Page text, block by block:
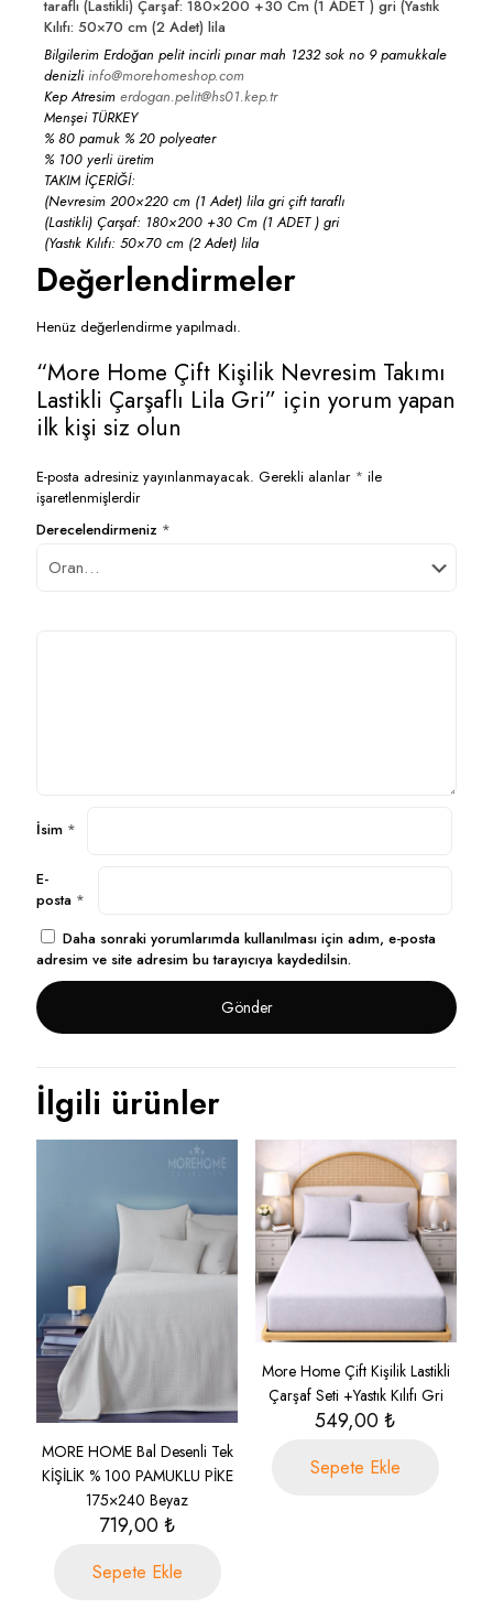
taraflı (Lastikli) Çarşaf: 180×200 +30 Cm (1 ADET ) gri (Yastık
Kılıfı: 50×70 cm (2 Adet) lila
Bilgilerim Erdoğan pelit incirli pınar mah 1232 sok no 9 pamukkale
denizli info@morehomeshop.com
Kep Atresim erdogan.pelit@hs01.kep.tr
Menşei TÜRKEY
% 80 pamuk % 20 polyeater
% 100 yerli üretim
TAKIM İÇERİĞİ:
(Nevresim 200×220 cm (1 Adet) lila gri çift taraflı
(Lastikli) Çarşaf: 180×200 +30 Cm (1 ADET ) gri
(Yastık Kılıfı: 50×70 cm (2 Adet) lila
Değerlendirmeler
Henüz değerlendirme yapılmadı.
“More Home Çift Kişilik Nevresim Takımı
Lastikli Çarşaflı Lila Gri” için yorum yapan
ilk kişi siz olun
E-posta adresiniz yayınlanmayacak. Gerekli alanlar * ile
işaretlenmişlerdir
Derecelendirmeniz *
İsim *
E-
posta *
Daha sonraki yorumlarımda kullanılması için adım, e-posta
adresim ve site adresim bu tarayıcıya kaydedilsin.
İlgili ürünler
MORE HOME Bal Desenli Tek
KİŞİLİK % 100 PAMUKLU PİKE
175×240 Beyaz
719,00₺
Sepete Ekle
More Home Çift Kişilik Lastikli
Çarşaf Seti +Yastık Kılıfı Gri
549,00₺
Sepete Ekle